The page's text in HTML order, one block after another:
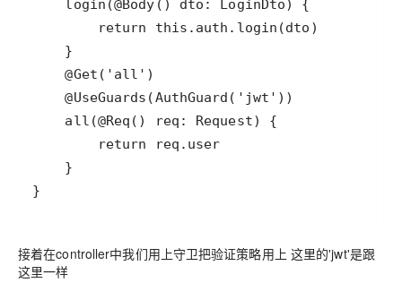
}
接着在controller中我们用上守卫把验证策略用上 这里的'jwt'是跟
这里一样